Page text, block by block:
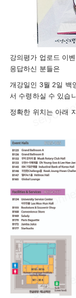
강의평가 업로드 이
응답하신 분들은
개강일인 3월 2일 백
서 수령하실 수 있습
정확한 위치는 아래